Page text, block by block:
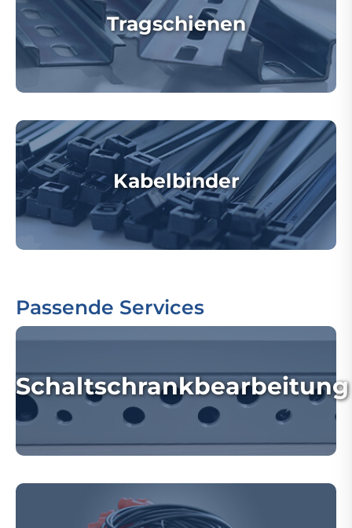
Tragschienen
Kabelbinder
Passende Services
Schaltschrankbearbeitung